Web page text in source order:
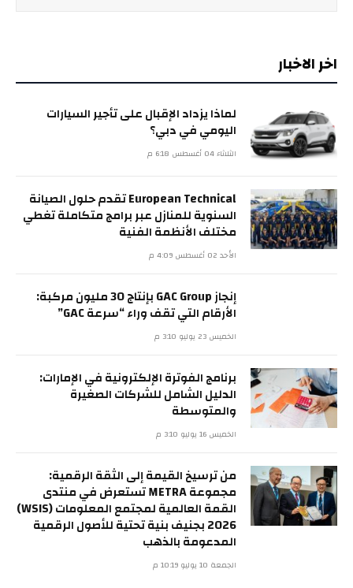
اخر الاخبار
لماذا يزداد الإقبال على تأجير السيارات
اليومي في دبي؟
الثلاثاء 04 أغسطس 6:18 م
European Technical تقدم حلول الصيانة
السنوية للمنازل عبر برامج متكاملة تغطي
مختلف الأنظمة الفنية
الأحد 02 أغسطس 4:09 م
إنجاز GAC Group بإنتاج 30 مليون مركبة:
الأرقام التي تقف وراء “سرعة GAC”
الخميس 23 يوليو 3:10 م
برنامج الفوترة الإلكترونية في الإمارات:
الدليل الشامل للشركات الصغيرة
والمتوسطة
الخميس 16 يوليو 3:10 م
من ترسيخ القيمة إلى الثقة الرقمية:
مجموعة METRA تستعرض في منتدى
القمة العالمية لمجتمع المعلومات (WSIS)
2026 بجنيف بنية تحتية للأصول الرقمية
المدعومة بالذهب
الجمعة 10 يوليو 10:19 م